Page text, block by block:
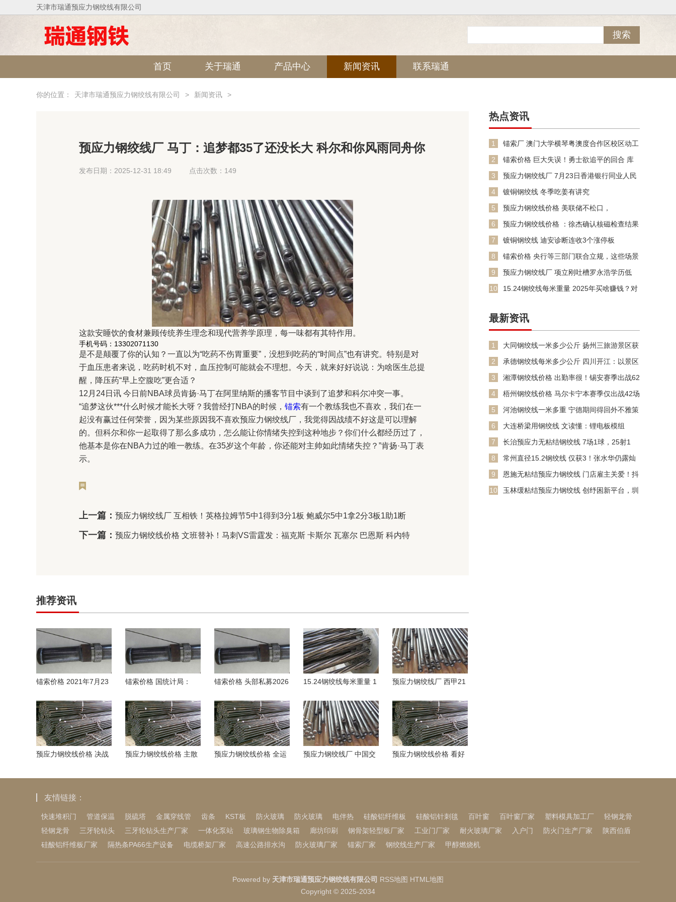
天津市瑞通预应力钢绞线有限公司
首页 关于瑞通 产品中心 新闻资讯 联系瑞通
你的位置： 天津市瑞通预应力钢绞线有限公司 > 新闻资讯 >
预应力钢绞线厂 马丁：追梦都35了还没长大 科尔和你风雨同舟你
发布日期：2025-12-31 18:49 点击次数：149
这款安睡饮的食材兼顾传统养生理念和现代营养学原理，每一味都有其特作用。
手机号码：13302071130
是不是颠覆了你的认知？一直以为“吃药不伤胃重要”，没想到吃药的“时间点”也有讲究。特别是对
于血压患者来说，吃药时机不对，血压控制可能就会不理想。今天，就来好好说说：为啥医生总提
醒，降压药“早上空腹吃”更合适？
12月24日讯 今日前NBA球员肯扬·马丁在阿里纳斯的播客节目中谈到了追梦和科尔冲突一事。
“追梦这伙***什么时候才能长大呀？我曾经打NBA的时候， 锚索有一个教练我也不喜欢，我们在一
起没有赢过任何荣誉，因为某些原因我不喜欢预应力钢绞线厂，我觉得因战绩不好这是可以理解
的。但科尔和你一起取得了那么多成功，怎么能让你情绪失控到这种地步？你们什么都经历过了，
他基本是你在NBA力过的唯一教练。在35岁这个年龄，你还能对主帅如此情绪失控？”肯扬·马丁表
示。
上一篇： 预应力钢绞线厂 互相铁！英格拉姆节5中1得到3分1板 鲍威尔5中1拿2分3板1助1断
下一篇： 预应力钢绞线价格 文班替补！马刺VS雷霆发：福克斯 卡斯尔 瓦塞尔 巴恩斯 科内特
推荐资讯
锚索价格 2021年7月23
锚索价格 国统计局：
锚索价格 头部私募2026
15.24钢绞线每米重量 1
预应力钢绞线厂 西甲21
预应力钢绞线价格 决战
预应力钢绞线价格 主散
预应力钢绞线价格 全运
预应力钢绞线厂 中国交
预应力钢绞线价格 看好
热点资讯
1
锚索厂 澳门大学横琴粤澳度合作区校区动工
2
锚索价格 巨大失误！勇士欲追平的回合 库
3
预应力钢绞线厂 7月23日香港银行同业人民
4
镀铜钢绞线 冬季吃姜有讲究
5
预应力钢绞线价格 美联储不松口，
6
预应力钢绞线价格 ：徐杰确认核磁检查结果
7
镀铜钢绞线 迪安诊断连收3个涨停板
8
锚索价格 央行等三部门联合立规，这些场景
9
预应力钢绞线厂 项立刚吐槽罗永浩学历低
10
15.24钢绞线每米重量 2025年买啥赚钱？对
最新资讯
1
大同钢绞线一米多少公斤 扬州三旅游景区获
2
承德钢绞线每米多少公斤 四川开江：以景区
3
湘潭钢绞线价格 出勤率很！锡安赛季出战62
4
梧州钢绞线价格 马尔卡宁本赛季仅出战42场
5
河池钢绞线一米多重 宁德期间得回外不雅策
6
大连桥梁用钢绞线 文读懂：锂电板模组
7
长治预应力无粘结钢绞线 7场1球，25射1
8
常州直径15.2钢绞线 仅获3！张水华仍露灿
9
恩施无粘结预应力钢绞线 门店雇主关爱！抖
10
玉林缓粘结预应力钢绞线 创纾困新平台，圳
友情链接：
快速堆积门 管道保温 脱硫塔 金属穿线管 齿条 KST板 防火玻璃 防火玻璃 电伴热 硅酸铝纤维板 硅酸铝针刺毯 百叶窗 百叶窗厂家 塑料模具加工厂
轻钢龙骨
轻钢龙骨
三牙轮钻头 三牙轮钻头生产厂家 一体化泵站 玻璃钢生物除臭箱 廊坊印刷 钢骨架轻型板厂家 工业门厂家 耐火玻璃厂家 入户门 防火门生产厂家
陕西伯盾
硅酸铝纤维板厂家
隔热条PA66生产设备 电缆桥架厂家 高速公路排水沟 防火玻璃厂家 锚索厂家 钢绞线生产厂家 甲醇燃烧机
Powered by 天津市瑞通预应力钢绞线有限公司 RSS地图 HTML地图
Copyright © 2025-2034